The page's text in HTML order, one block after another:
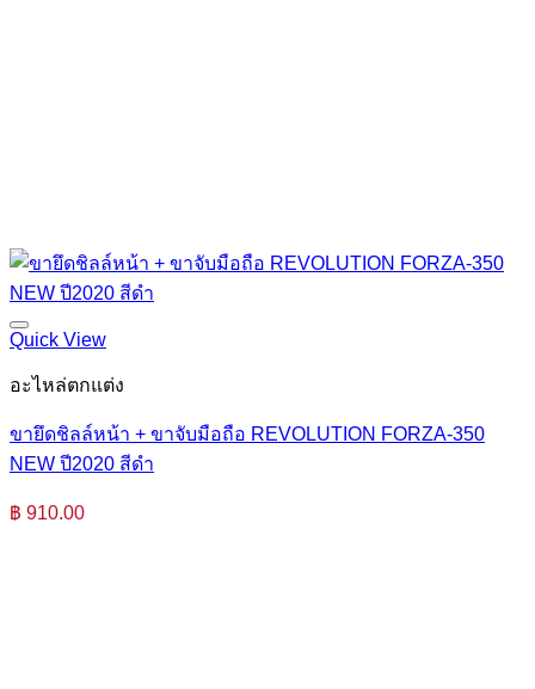
Quick View
อะไหล่ตกแต่ง
ขายึดชิลล์หน้า + ขาจับมือถือ REVOLUTION FORZA-350
NEW ปี2020 สีดำ
฿ 910.00